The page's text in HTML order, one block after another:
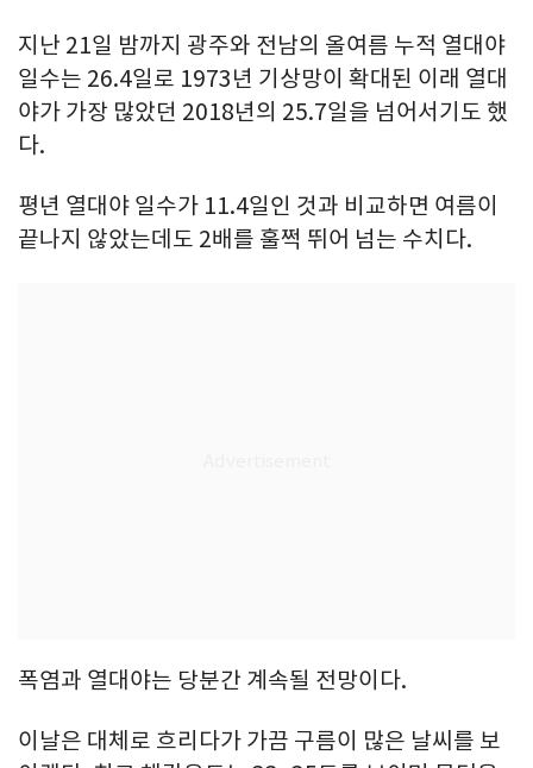
지난 21일 밤까지 광주와 전남의 올여름 누적 열대야
일수는 26.4일로 1973년 기상망이 확대된 이래 열대
야가 가장 많았던 2018년의 25.7일을 넘어서기도 했
다.
평년 열대야 일수가 11.4일인 것과 비교하면 여름이
끝나지 않았는데도 2배를 훌쩍 뛰어 넘는 수치다.
폭염과 열대야는 당분간 계속될 전망이다.
이날은 대체로 흐리다가 가끔 구름이 많은 날씨를 보